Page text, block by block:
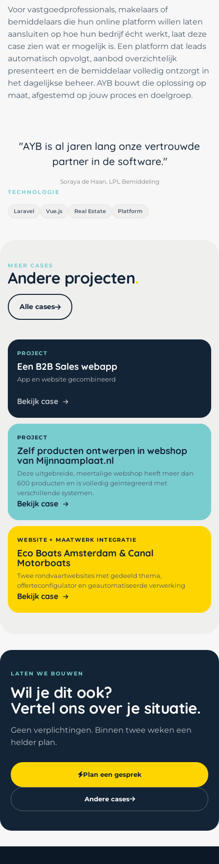
Voor vastgoedprofessionals, makelaars of
bemiddelaars die hun online platform willen laten
aansluiten op hoe hun bedrijf écht werkt, laat deze
case zien wat er mogelijk is. Een platform dat leads
automatisch opvolgt, aanbod overzichtelijk
presenteert en de bemiddelaar volledig ontzorgt in
het dagelijkse beheer. AYB bouwt die oplossing op
maat, afgestemd op jouw proces en doelgroep.
"AYB is al jaren lang onze vertrouwde
partner in de software."
Soraya de Haan, LPL Bemiddeling
TECHNOLOGIE
Laravel Vue.js Real Estate Platform
MEER CASES
Andere projecten
Alle cases
PROJECT
Een B2B Sales webapp
App en website gecombineerd
Bekijk case
PROJECT
Zelf producten ontwerpen in webshop
van Mijnnaamplaat.nl
Deze uitgebreide, meertalige webshop heeft meer dan
600 producten en is volledig geïntegreerd met
verschillende systemen.
Bekijk case
WEBSITE + MAATWERK INTEGRATIE
Eco Boats Amsterdam & Canal
Motorboats
Twee rondvaartwebsites met gedeeld thema,
offerteconfigulator en geautomatiseerde verwerking
Bekijk case
LATEN WE BOUWEN
Wil je dit ook?
Vertel ons over je situatie.
Geen verplichtingen. Binnen twee weken een
helder plan.
Plan een gesprek
Andere cases